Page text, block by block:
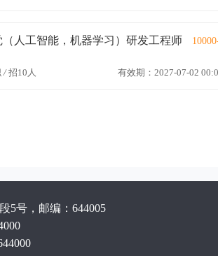
人工智能，机器学习）研发工程师
/ 招10人 有效期：2027-07-02
5号，邮编：644005